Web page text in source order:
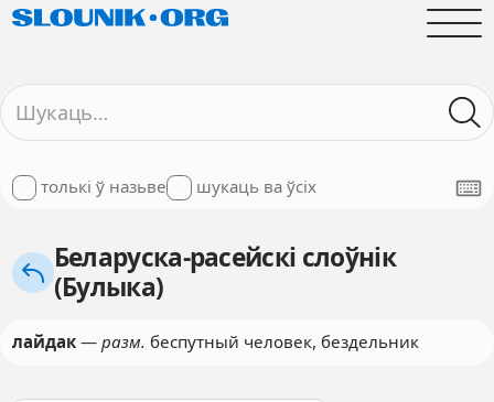
толькі ў назьве шукаць ва ўсіх
Беларуска-расейскі слоўнік
(Булыка)
лайдак— разм. беспутный человек, бездельник